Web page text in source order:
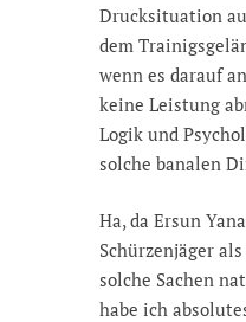
Drucksituation
dem
wenn es darauf
keine Leistung
Logik und
solche banalen
Ha, da Ersun
Schürzenjäger
solche Sachen
habe ich